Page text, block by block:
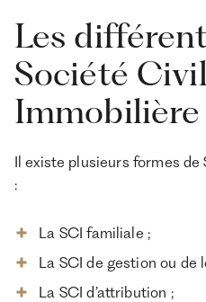
Les
Société
Immobilière
Il existe plusieurs formes
:
La SCI familiale ;
La SCI de gestion ou de
La SCI d’attribution ;